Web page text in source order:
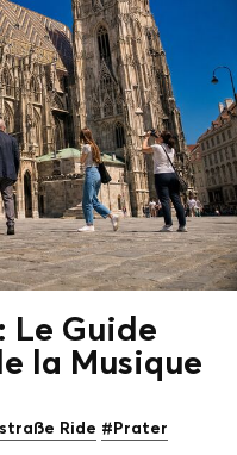
Le Guide
la Musique
Ride #Prater